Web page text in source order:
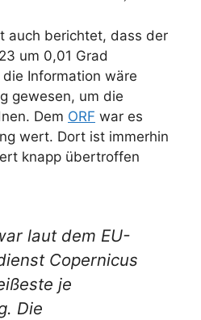
auch berichtet, dass der
um 0,01 Grad
Information wäre
gewesen, um die
Dem ORF war es
wert. Dort ist immerhin
knapp übertroffen
laut dem EU-
Copernicus
je
Die